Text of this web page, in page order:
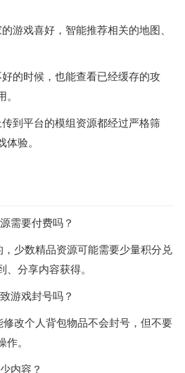
游戏喜好，智能推荐相关的地图、
的时候，也能查看已经缓存的攻
到平台的模组资源都经过严格筛
验。
需要付费吗？
少数精品资源可能需要少量积分兑
分享内容获得。
游戏封号吗？
改个人背包物品不会封号，但不要
。
内容？